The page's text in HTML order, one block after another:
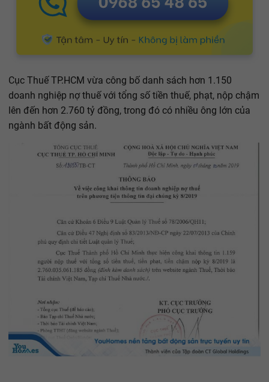
Cục Thuế TP.HCM vừa công bố danh sách hơn 1.150
doanh nghiệp nợ thuế với tổng số tiền thuế, phạt, nộp chậm
lên đến hơn 2.760 tỷ đồng, trong đó có nhiều ông lớn của
ngành bất động sản.